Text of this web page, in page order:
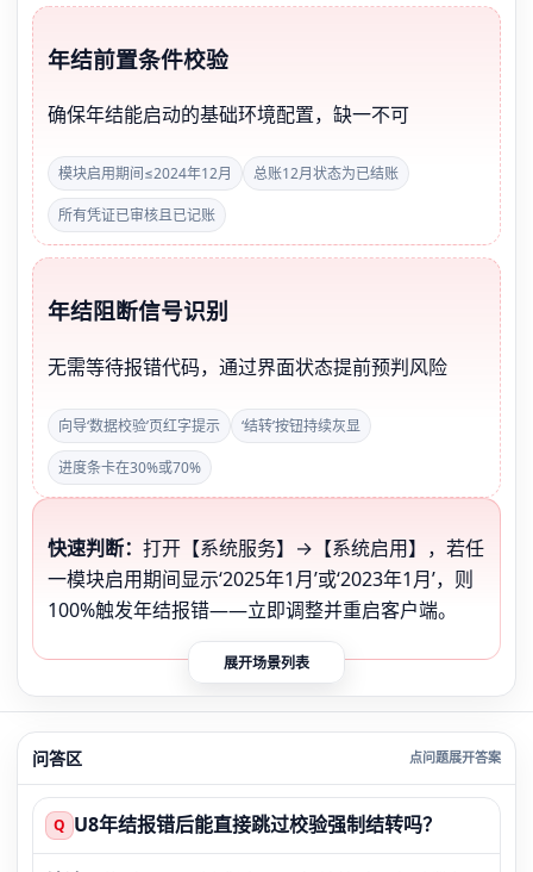
年结前置条件校验
确保年结能启动的基础环境配置，缺一不可
模块启用期间≤2024年12月 总账12月状态为已结账
所有凭证已审核且已记账
年结阻断信号识别
无需等待报错代码，通过界面状态提前预判风险
向导‘数据校验’页红字提示 ‘结转’按钮持续灰显
进度条卡在30%或70%
快速判断： 打开【系统服务】→【系统启用】，若任
一模块启用期间显示‘2025年1月’或‘2023年1月’，则
100%触发年结报错——立即调整并重启客户端。
展开场景列表
问答区
Q U8年结报错后能直接跳过校验强制结转吗？